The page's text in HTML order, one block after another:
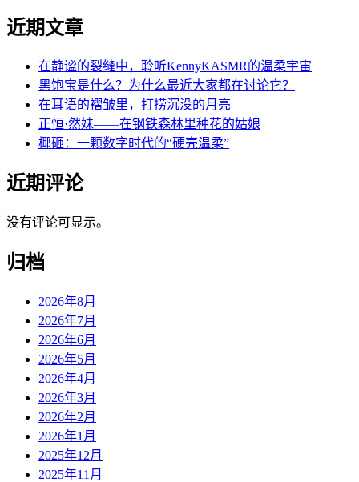
近期文章
在静谧的裂缝中，聆听KennyKASMR的温柔宇宙
黑饱宝是什么？为什么最近大家都在讨论它？
在耳语的褶皱里，打捞沉没的月亮
正恒·然妹——在钢铁森林里种花的姑娘
椰砸：一颗数字时代的“硬壳温柔”
近期评论
没有评论可显示。
归档
2026年8月
2026年7月
2026年6月
2026年5月
2026年4月
2026年3月
2026年2月
2026年1月
2025年12月
2025年11月